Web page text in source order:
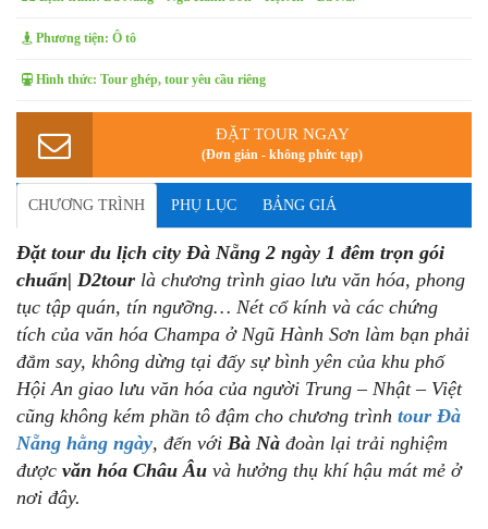
Phương tiện: Ô tô
Hình thức: Tour ghép, tour yêu cầu riêng
ĐẶT TOUR NGAY
(Đơn giản - không phức tạp)
CHƯƠNG TRÌNH PHỤ LỤC BẢNG GIÁ
Đặt tour du lịch city Đà Nẵng 2 ngày 1 đêm trọn gói
chuẩn| D2tour là chương trình giao lưu văn hóa, phong
tục tập quán, tín ngưỡng… Nét cổ kính và các chứng
tích của văn hóa Champa ở Ngũ Hành Sơn làm bạn phải
đắm say, không dừng tại đấy sự bình yên của khu phố
Hội An giao lưu văn hóa của người Trung – Nhật – Việt
cũng không kém phần tô đậm cho chương trình tour Đà
Nẵng hằng ngày, đến với Bà Nà đoàn lại trải nghiệm
được văn hóa Châu Âu và hưởng thụ khí hậu mát mẻ ở
nơi đây.